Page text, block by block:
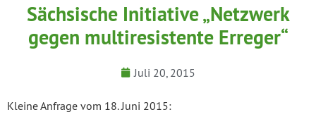
Sächsische Initiative „Netzwerk
gegen multiresistente Erreger“
Juli 20, 2015
Kleine Anfrage vom 18. Juni 2015: